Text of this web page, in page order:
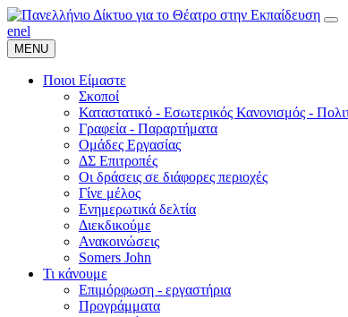
enel
MENU
Ποιοι Είμαστε
Σκοποί
Καταστατικό - Εσωτερικός Κανονισμός -
Γραφεία - Παραρτήματα
Ομάδες Εργασίας
ΔΣ Επιτροπές
Οι δράσεις σε διάφορες περιοχές
Γίνε μέλος
Ενημερωτικά δελτία
Διεκδικούμε
Ανακοινώσεις
Somers John
Τι κάνουμε
Επιμόρφωση - εργαστήρια
Προγράμματα